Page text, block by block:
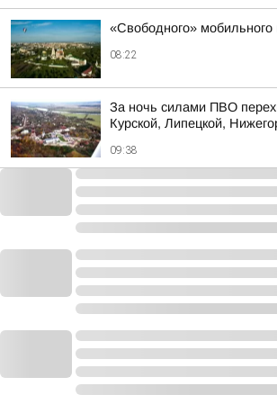
«Свободного» мобильного
08:22
За ночь силами ПВО
Курской, Липецкой,
09:38